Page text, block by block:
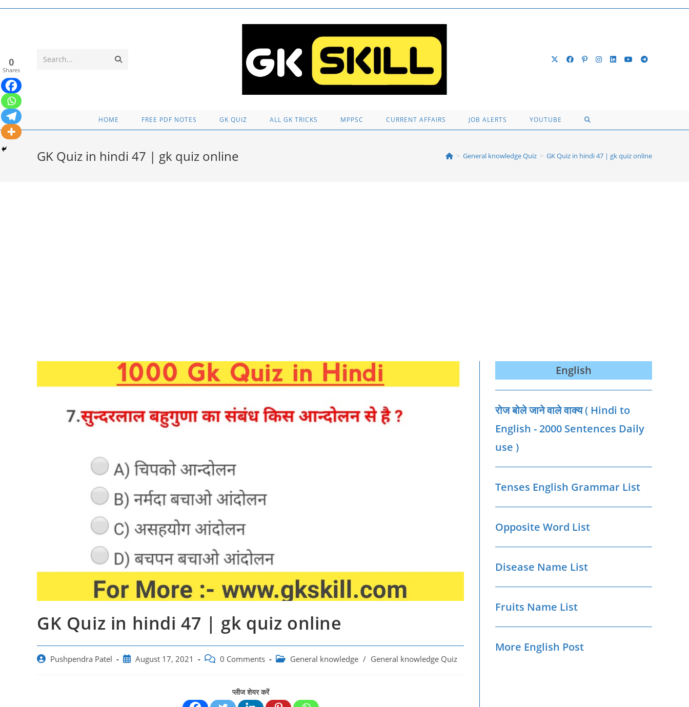
Skip
Search...
HOME FREE PDF NOTES GK QUIZ ALL GK TRICKS MPPSC CURRENT AFFAIRS JOB ALERTS YOUTUBE
TOGGLE
SEARCH
GK Quiz in hindi 47 | gk quiz online > General knowledge Quiz > GK Quiz in hindi 47 | gk quiz online
GK Quiz in hindi 47 | gk quiz online
Post Pushpendra Patel
PostAugust 17, 2021
Post 0 Comments
Post General knowledge / General knowledge Quiz
प्लीज शेयर करें
0
Shares
English
रोज बोले जाने वाले वाक्‍य ( Hindi to
English - 2000 Sentences Daily
use )
Tenses English Grammar List
Opposite Word List
Disease Name List
Fruits Name List
More English Post